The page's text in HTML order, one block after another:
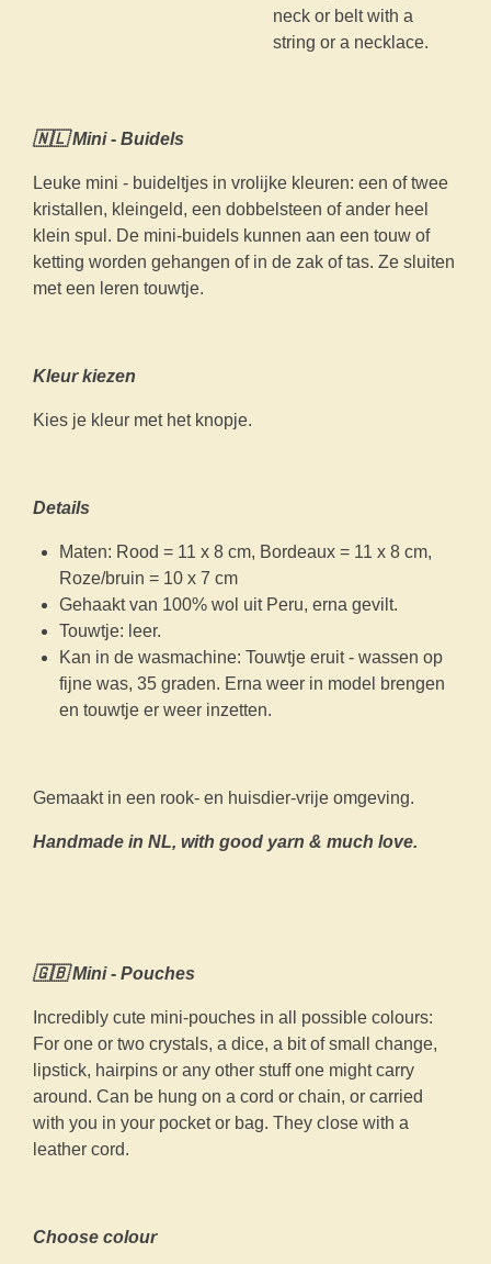
neck or belt with a
string or a necklace.
🇳🇱 Mini - Buidels
Leuke mini - buideltjes in vrolijke kleuren: een of twee
kristallen, kleingeld, een dobbelsteen of ander heel
klein spul. De mini-buidels kunnen aan een touw of
ketting worden gehangen of in de zak of tas. Ze sluiten
met een leren touwtje.
Kleur kiezen
Kies je kleur met het knopje.
Details
Maten: Rood = 11 x 8 cm, Bordeaux = 11 x 8 cm,
Roze/bruin = 10 x 7 cm
Gehaakt van 100% wol uit Peru, erna gevilt.
Touwtje: leer.
Kan in de wasmachine: Touwtje eruit - wassen op
fijne was, 35 graden. Erna weer in model brengen
en touwtje er weer inzetten.
Gemaakt in een rook- en huisdier-vrije omgeving.
Handmade in NL, with good yarn & much love.
🇬🇧 Mini - Pouches
Incredibly cute mini-pouches in all possible colours:
For one or two crystals, a dice, a bit of small change,
lipstick, hairpins or any other stuff one might carry
around. Can be hung on a cord or chain, or carried
with you in your pocket or bag. They close with a
leather cord.
Choose colour